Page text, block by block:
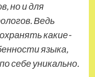
но и для
Ведь
какие-
языка,
себе уникально.